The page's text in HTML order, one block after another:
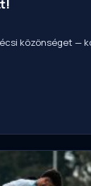
közönséget —